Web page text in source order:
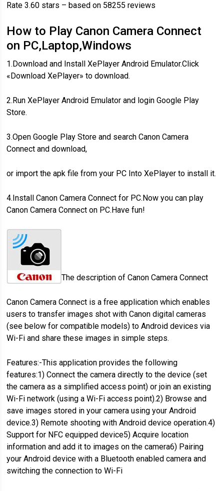
Rate 3.60 stars – based on 58255 reviews
How to Play Canon Camera Connect
on PC,Laptop,Windows
1.Download and Install XePlayer Android Emulator.Click
«Download XePlayer» to download.
2.Run XePlayer Android Emulator and login Google Play
Store.
3.Open Google Play Store and search Canon Camera
Connect and download,
or import the apk file from your PC Into XePlayer to install it.
4.Install Canon Camera Connect for PC.Now you can play
Canon Camera Connect on PC.Have fun!
The description of Canon Camera Connect
Canon Camera Connect is a free application which enables
users to transfer images shot with Canon digital cameras
(see below for compatible models) to Android devices via
Wi-Fi and share these images in simple steps.
Features:-This application provides the following
features:1) Connect the camera directly to the device (set
the camera as a simplified access point) or join an existing
Wi-Fi network (using a Wi-Fi access point).2) Browse and
save images stored in your camera using your Android
device.3) Remote shooting with Android device operation.4)
Support for NFC equipped device5) Acquire location
information and add it to images on the camera6) Pairing
your Android device with a Bluetooth enabled camera and
switching the connection to Wi-Fi